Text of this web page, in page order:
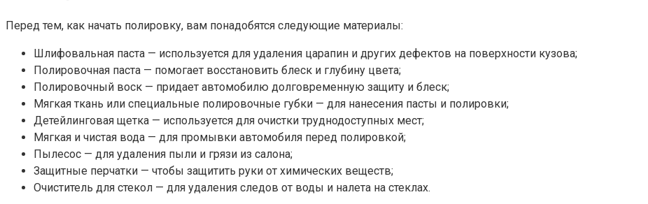
Перед тем, как начать полировку, вам понадобятся следующие материалы:
Шлифовальная паста — используется для удаления царапин и других дефектов на поверхности кузова;
Полировочная паста — помогает восстановить блеск и глубину цвета;
Полировочный воск — придает автомобилю долговременную защиту и блеск;
Мягкая ткань или специальные полировочные губки — для нанесения пасты и полировки;
Детейлинговая щетка — используется для очистки труднодоступных мест;
Мягкая и чистая вода — для промывки автомобиля перед полировкой;
Пылесос — для удаления пыли и грязи из салона;
Защитные перчатки — чтобы защитить руки от химических веществ;
Очиститель для стекол — для удаления следов от воды и налета на стеклах.